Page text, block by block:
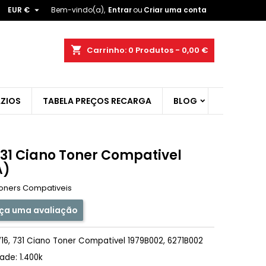
Bem-vindo(a), Entrarou Criar uma conta
EUR € 
shopping_cart Carrinho: 0 Produtos - 0,00 €
TABELA PREÇOS RECARGA BLOG
Ciano Toner Compativel
Compativeis
uma avaliação
731 Ciano Toner Compativel 1979B002, 6271B002
1.400k